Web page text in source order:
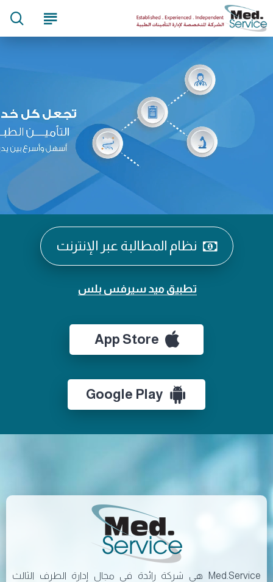
نظام المطالبة عبر الإنترنت
تطبيق ميد سيرفس بلس
App Store
Google Play
Med.Service هي شركة رائدة في مجال إدارة الطرف الثالث